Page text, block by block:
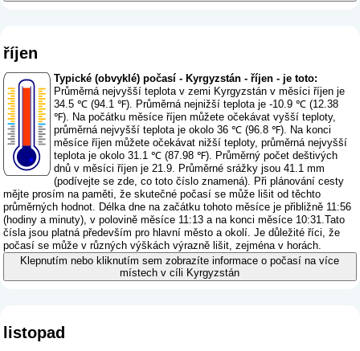
říjen
Typické (obvyklé) počasí - Kyrgyzstán - říjen - je toto:
Průměrná nejvyšší teplota v zemi Kyrgyzstán v měsíci říjen je
34.5 ℃ (94.1 ℉). Průměrná nejnižší teplota je -10.9 ℃ (12.38
℉). Na počátku měsíce říjen můžete očekávat vyšší teploty,
průměrná nejvyšší teplota je okolo 36 ℃ (96.8 ℉). Na konci
měsíce říjen můžete očekávat nižší teploty, průměrná nejvyšší
teplota je okolo 31.1 ℃ (87.98 ℉). Průměrný počet deštivých
dnů v měsíci říjen je 21.9. Průměrné srážky jsou 41.1 mm
(podívejte se zde, co toto číslo znamená). Při plánování cesty
mějte prosím na paměti, že skutečné počasí se může lišit od těchto
průměrných hodnot. Délka dne na začátku tohoto měsíce je přibližně 11:56
(hodiny a minuty), v polovině měsíce 11:13 a na konci měsíce 10:31.Tato
čísla jsou platná především pro hlavní město a okolí. Je důležité říci, že
počasí se může v různých výškách výrazně lišit, zejména v horách.
Klepnutím nebo kliknutím sem zobrazíte informace o počasí na více
místech v cíli Kyrgyzstán
listopad